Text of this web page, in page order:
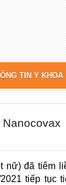
TIN Y KHOA
Nanocovax
nữ) đã tiêm
tiếp tục